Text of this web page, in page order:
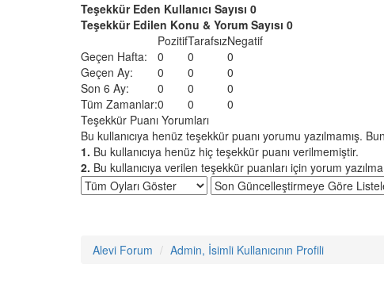
Teşekkür Eden Kullanıcı Sayısı 0
Teşekkür Edilen Konu & Yorum Sayısı 0
PozitifTarafsızNegatif
Geçen Hafta:
0 0
0
Geçen Ay:
0 0
0
Son 6 Ay:
0 0
0
Tüm Zamanlar:0 0
0
Teşekkür Puanı Yorumları
Bu kullanıcıya henüz teşekkür puanı yorumu yazılmamış.
1. Bu kullanıcıya henüz hiç teşekkür puanı verilmemiştir.
2. Bu kullanıcıya verilen teşekkür puanları için yorum
Alevi Forum Admin, İsimli Kullanıcının Profili